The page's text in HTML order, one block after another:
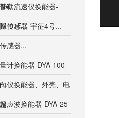
勒流速仪换能器-
01F...
传感器-宇征4号...
感器...
计换能器-DYA-100-
仪换能器、外壳、电
...
声波换能器-DYA-25-